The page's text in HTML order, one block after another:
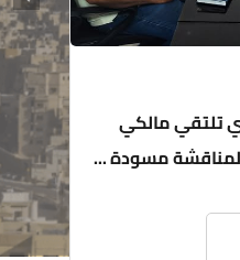
تلتقي مالكي
لمناقشة مسودة ...